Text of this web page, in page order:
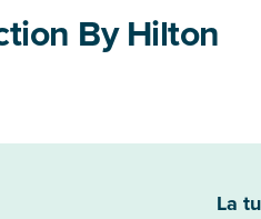
By Hilton
La